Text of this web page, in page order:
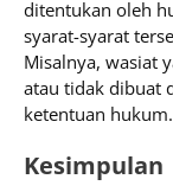
ditentukan oleh
syarat-syarat
Misalnya, wasiat
atau tidak dibuat
ketentuan hukum.
Kesimpulan